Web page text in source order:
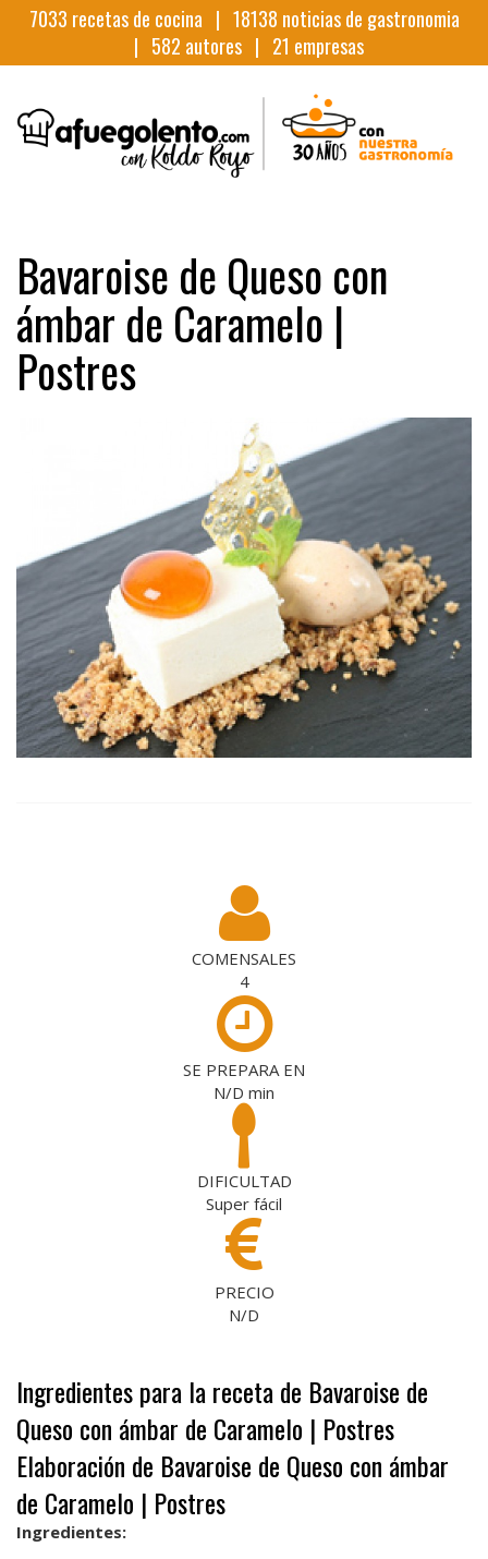
7033 recetas de cocina | 18138 noticias de gastronomia
| 582 autores | 21 empresas
Bavaroise de Queso con
ámbar de Caramelo |
Postres
COMENSALES
4
SE PREPARA EN
N/D min
DIFICULTAD
Super fácil
PRECIO
N/D
Ingredientes para la receta de Bavaroise de
Queso con ámbar de Caramelo | Postres
Elaboración de Bavaroise de Queso con ámbar
de Caramelo | Postres
Ingredientes: